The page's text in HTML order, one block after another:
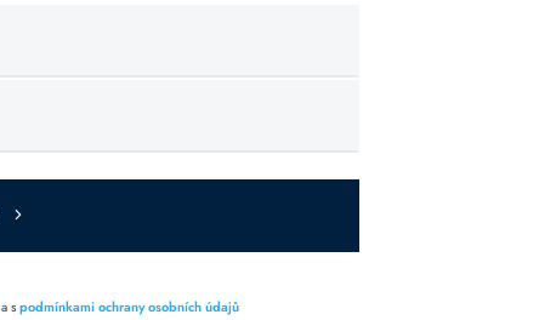
a spodmínkami ochrany osobních údajů